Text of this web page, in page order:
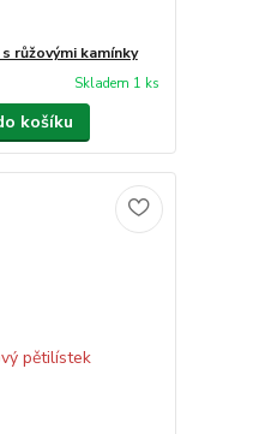
růžovými kamínky
Skladem 1 ks
košíku